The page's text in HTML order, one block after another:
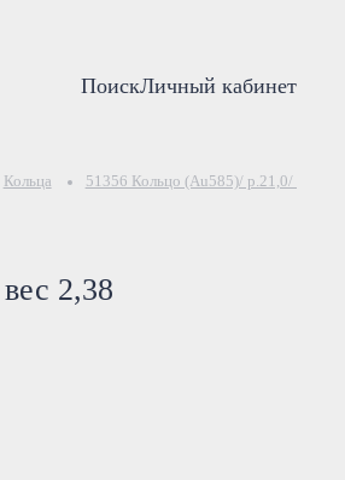
ПоискЛичный кабинет
Кольца 51356 Кольцо (Au585)/ р.21,0/ вес
2,38